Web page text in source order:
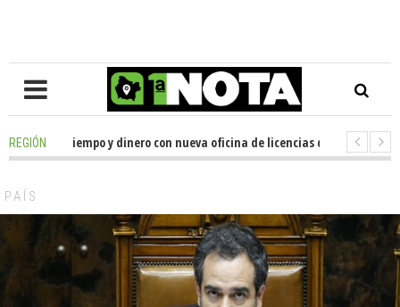
REGIÓNtiempo y dinero con nueva oficina de licencias de conducir en
PAÍS